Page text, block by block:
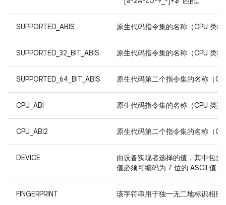
SUPPORTED_ABIS 原生代码指令集的名称（CPU 类
SUPPORTED_32_BIT_ABIS 原生代码指令集的名称（CPU 类
SUPPORTED_64_BIT_ABIS 原生代码第二个指令集的名称（
CPU_ABI 原生代码指令集的名称（CPU 类
CPU_ABI2 原生代码第二个指令集的名称（
DEVICE
由设备实现者选择的值，其中包
值必须可编码为 7 位的 ASCII 值
FINGERPRINT
该字符串用于独一无二地标识相